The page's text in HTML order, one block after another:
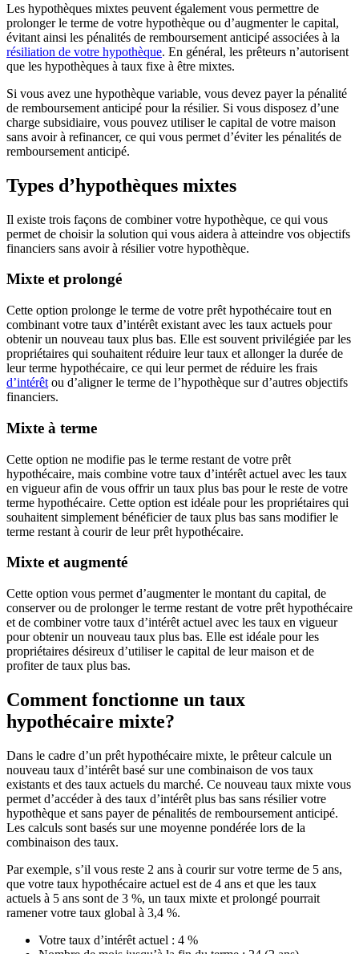
Les hypothèques mixtes peuvent également vous permettre de
prolonger le terme de votre hypothèque ou d’augmenter le capital,
évitant ainsi les pénalités de remboursement anticipé associées à la
résiliation de votre hypothèque. En général, les prêteurs n’autorisent
que les hypothèques à taux fixe à être mixtes.
Si vous avez une hypothèque variable, vous devez payer la pénalité
de remboursement anticipé pour la résilier. Si vous disposez d’une
charge subsidiaire, vous pouvez utiliser le capital de votre maison
sans avoir à refinancer, ce qui vous permet d’éviter les pénalités de
remboursement anticipé.
Types d’hypothèques mixtes
Il existe trois façons de combiner votre hypothèque, ce qui vous
permet de choisir la solution qui vous aidera à atteindre vos objectifs
financiers sans avoir à résilier votre hypothèque.
Mixte et prolongé
Cette option prolonge le terme de votre prêt hypothécaire tout en
combinant votre taux d’intérêt existant avec les taux actuels pour
obtenir un nouveau taux plus bas. Elle est souvent privilégiée par les
propriétaires qui souhaitent réduire leur taux et allonger la durée de
leur terme hypothécaire, ce qui leur permet de réduire les frais
d’intérêt ou d’aligner le terme de l’hypothèque sur d’autres objectifs
financiers.
Mixte à terme
Cette option ne modifie pas le terme restant de votre prêt
hypothécaire, mais combine votre taux d’intérêt actuel avec les taux
en vigueur afin de vous offrir un taux plus bas pour le reste de votre
terme hypothécaire. Cette option est idéale pour les propriétaires qui
souhaitent simplement bénéficier de taux plus bas sans modifier le
terme restant à courir de leur prêt hypothécaire.
Mixte et augmenté
Cette option vous permet d’augmenter le montant du capital, de
conserver ou de prolonger le terme restant de votre prêt hypothécaire
et de combiner votre taux d’intérêt actuel avec les taux en vigueur
pour obtenir un nouveau taux plus bas. Elle est idéale pour les
propriétaires désireux d’utiliser le capital de leur maison et de
profiter de taux plus bas.
Comment fonctionne un taux
hypothécaire mixte?
Dans le cadre d’un prêt hypothécaire mixte, le prêteur calcule un
nouveau taux d’intérêt basé sur une combinaison de vos taux
existants et des taux actuels du marché. Ce nouveau taux mixte vous
permet d’accéder à des taux d’intérêt plus bas sans résilier votre
hypothèque et sans payer de pénalités de remboursement anticipé.
Les calculs sont basés sur une moyenne pondérée lors de la
combinaison des taux.
Par exemple, s’il vous reste 2 ans à courir sur votre terme de 5 ans,
que votre taux hypothécaire actuel est de 4 ans et que les taux
actuels à 5 ans sont de 3 %, un taux mixte et prolongé pourrait
ramener votre taux global à 3,4 %.
Votre taux d’intérêt actuel : 4 %